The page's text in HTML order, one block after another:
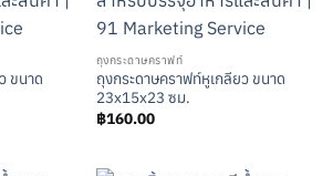
ขนาด
ถุงกระดาษคราฟท์
ถุงกระดาษคราฟท์หูเกลียว ขนาด
23x15x23 ซม.
฿160.00